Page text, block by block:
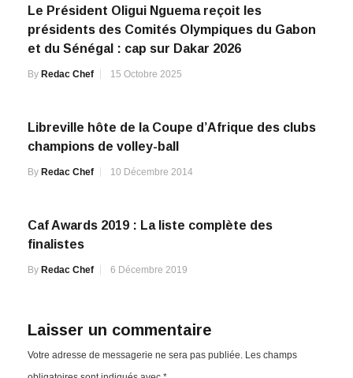
Le Président Oligui Nguema reçoit les
présidents des Comités Olympiques du Gabon
et du Sénégal : cap sur Dakar 2026
By Redac Chef 15 Octobre 2025
Libreville hôte de la Coupe d’Afrique des clubs
champions de volley-ball
By Redac Chef 10 Décembre 2014
Caf Awards 2019 : La liste complète des
finalistes
By Redac Chef 6 Décembre 2019
Laisser un commentaire
Votre adresse de messagerie ne sera pas publiée. Les champs